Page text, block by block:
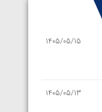
1405/05/15
1405/05/13